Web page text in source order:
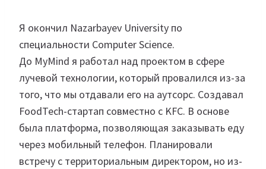
Я окончил Nazarbayev University по
специальности Computer Science.
До MyMind я работал над проектом в сфере
лучевой технологии, который провалился из-за
того, что мы отдавали его на аутсорс. Создавал
FoodTech-стартап совместно с KFC. В основе
была платформа, позволяющая заказывать еду
через мобильный телефон. Планировали
встречу с территориальным директором, но из-